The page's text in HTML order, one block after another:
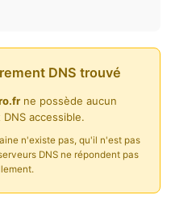
DNS trouvé
ne possède aucun
accessible.
n'existe pas, qu'il n'est pas
DNS ne répondent pas